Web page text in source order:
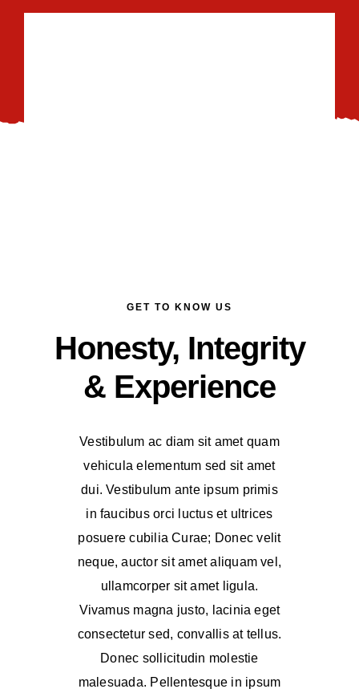
GET TO KNOW US
Honesty, Integrity
& Experience
Vestibulum ac diam sit amet quam
vehicula elementum sed sit amet
dui. Vestibulum ante ipsum primis
in faucibus orci luctus et ultrices
posuere cubilia Curae; Donec velit
neque, auctor sit amet aliquam vel,
ullamcorper sit amet ligula.
Vivamus magna justo, lacinia eget
consectetur sed, convallis at tellus.
Donec sollicitudin molestie
malesuada. Pellentesque in ipsum